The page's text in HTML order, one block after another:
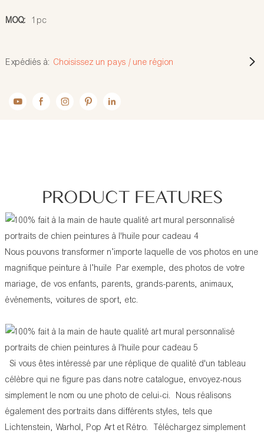
MOQ: 1pc
Expédiés à: Choisissez un pays / une région
PRODUCT FEATURES
Nous pouvons transformer n’importe laquelle de vos photos en une
magnifique peinture à l’huile Par exemple, des photos de votre
mariage, de vos enfants, parents, grands-parents, animaux,
événements, voitures de sport, etc.
Si vous êtes intéressé par une réplique de qualité d'un tableau
célèbre qui ne figure pas dans notre catalogue, envoyez-nous
simplement le nom ou une photo de celui-ci. Nous réalisons
également des portraits dans différents styles, tels que
Lichtenstein, Warhol, Pop Art et Rétro. Téléchargez simplement